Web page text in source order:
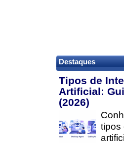
Destaques
Tipos de
Artificial:
(2026)
tipos